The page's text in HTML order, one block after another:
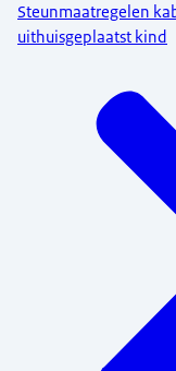
Steunmaatregelen
uithuisgeplaatst kind